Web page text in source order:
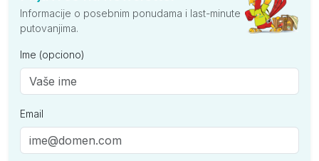
Informacije o posebnim ponudama i last-minute
putovanjima.
Ime (opciono)
Email